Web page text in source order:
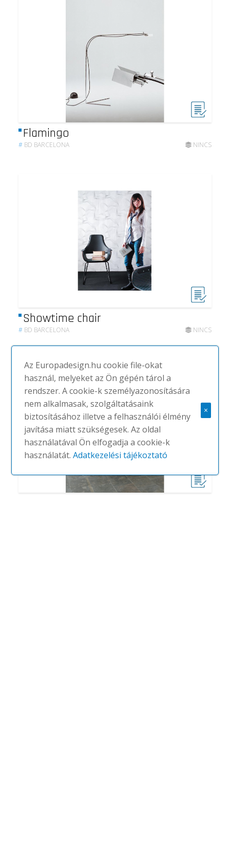
Flamingo
# BD BARCELONA NINCS
Showtime chair
# BD BARCELONA NINCS
Az Europadesign.hu cookie file-okat
használ, melyeket az Ön gépén tárol a
rendszer. A cookie-k személyazonosítására
nem alkalmasak, szolgáltatásaink
biztosításához illetve a felhasználói élmény
javítása miatt szükségesek. Az oldal
használatával Ön elfogadja a cookie-k
használatát.Adatkezelési tájékoztató
×